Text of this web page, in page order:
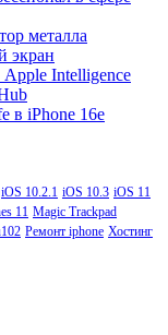
металла
экран
Intelligence
в iPhone 16e
iOS 10.2.1 iOS 10.3 iOS 11
11 Magic Trackpad
Ремонт iphone Хостинг